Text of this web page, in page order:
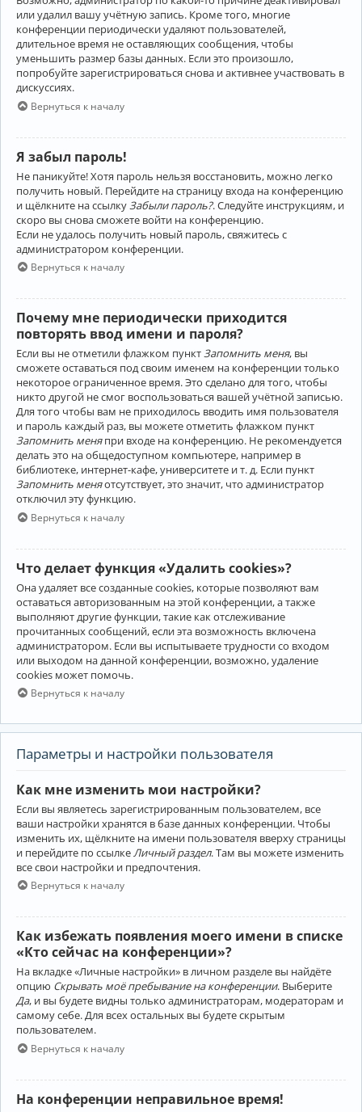
или удалил вашу учётную запись. Кроме того, многие
конференции периодически удаляют пользователей,
длительное время не оставляющих сообщения, чтобы
уменьшить размер базы данных. Если это произошло,
попробуйте зарегистрироваться снова и активнее участвовать в
дискуссиях.
Вернуться к началу
Я забыл пароль!
Не паникуйте! Хотя пароль нельзя восстановить, можно легко
получить новый. Перейдите на страницу входа на конференцию
и щёлкните на ссылку Забыли пароль?. Следуйте инструкциям, и
скоро вы снова сможете войти на конференцию.
Если не удалось получить новый пароль, свяжитесь с
администратором конференции.
Вернуться к началу
Почему мне периодически приходится
повторять ввод имени и пароля?
Если вы не отметили флажком пунктЗапомнить меня, вы
сможете оставаться под своим именем на конференции только
некоторое ограниченное время. Это сделано для того, чтобы
никто другой не смог воспользоваться вашей учётной записью.
Для того чтобы вам не приходилось вводить имя пользователя
и пароль каждый раз, вы можете отметить флажком пункт
Запомнить меняпри входе на конференцию. Не рекомендуется
делать это на общедоступном компьютере, например в
библиотеке, интернет-кафе, университете и т. д. Если пункт
Запомнить меняотсутствует, это значит, что администратор
отключил эту функцию.
Вернуться к началу
Что делает функция «Удалить cookies»?
Она удаляет все созданные cookies, которые позволяют вам
оставаться авторизованным на этой конференции, а также
выполняют другие функции, такие как отслеживание
прочитанных сообщений, если эта возможность включена
администратором. Если вы испытываете трудности со входом
или выходом на данной конференции, возможно, удаление
cookies может помочь.
Вернуться к началу
Параметры и настройки пользователя
Как мне изменить мои настройки?
Если вы являетесь зарегистрированным пользователем, все
ваши настройки хранятся в базе данных конференции. Чтобы
изменить их, щёлкните на имени пользователя вверху страницы
и перейдите по ссылке Личный раздел. Там вы можете изменить
все свои настройки и предпочтения.
Вернуться к началу
Как избежать появления моего имени в списке
«Кто сейчас на конференции»?
На вкладке «Личные настройки» в личном разделе вы найдёте
опцию Скрывать моё пребывание на конференции. Выберите
Да, и вы будете видны только администраторам, модераторам и
самому себе. Для всех остальных вы будете скрытым
пользователем.
Вернуться к началу
На конференции неправильное время!